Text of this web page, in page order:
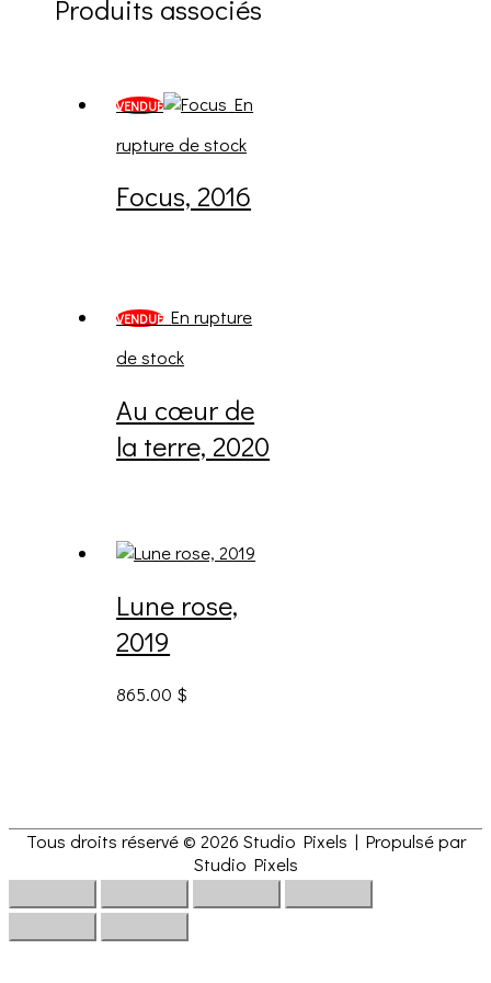
Produits associés
VENDUE
En
rupture de stock
Focus, 2016
VENDUE En rupture
de stock
Au cœur de
la terre, 2020
Lune rose,
2019
865.00 $
Tous droits réservé © 2026 Studio Pixels | Propulsé par
Studio Pixels